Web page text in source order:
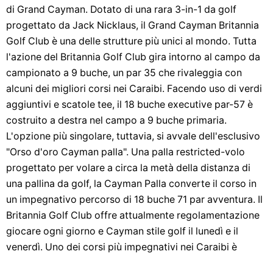
di Grand Cayman. Dotato di una rara 3-in-1 da golf
progettato da Jack Nicklaus, il Grand Cayman Britannia
Golf Club è una delle strutture più unici al mondo. Tutta
l'azione del Britannia Golf Club gira intorno al campo da
campionato a 9 buche, un par 35 che rivaleggia con
alcuni dei migliori corsi nei Caraibi. Facendo uso di verdi
aggiuntivi e scatole tee, il 18 buche executive par-57 è
costruito a destra nel campo a 9 buche primaria.
L'opzione più singolare, tuttavia, si avvale dell'esclusivo
"Orso d'oro Cayman palla". Una palla restricted-volo
progettato per volare a circa la metà della distanza di
una pallina da golf, la Cayman Palla converte il corso in
un impegnativo percorso di 18 buche 71 par avventura. Il
Britannia Golf Club offre attualmente regolamentazione
giocare ogni giorno e Cayman stile golf il lunedì e il
venerdì. Uno dei corsi più impegnativi nei Caraibi è